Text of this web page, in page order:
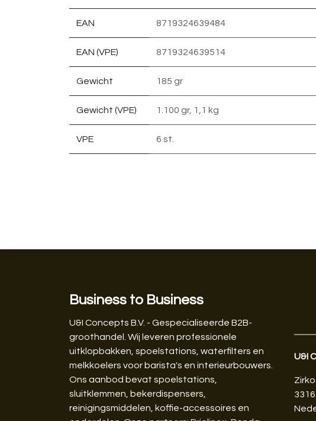
EAN 8719324639484
EAN (VPE) 8719324639514
Gewicht 185 gr
Gewicht (VPE) 1.100 gr, 1,1 kg
VPE 6 st.
Business to Business
U&I Concepts B.V. - Gespecialiseerde B2B-
groothandel. Wij leveren professionele
uitklopbakken, spoelstations, waterfilters en
melkkoelers voor barista's en interieurbouwers.
Ons aanbod bevat spoelstations,
sluitklemmen, bekerdispensers,
reinigingsmiddelen, koffie-accessoires en
U&I